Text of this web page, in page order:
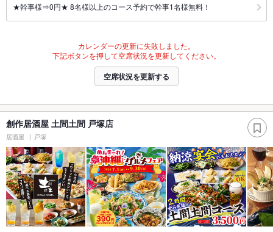
★幹事様⇒0円★ 8名様以上のコース予約で幹事1名様無料！
カレンダーの更新に失敗しました。
下記ボタンを押して空席状況を更新してください。
空席状況を更新する
創作居酒屋 土間土間 戸塚店
居酒屋 戸塚